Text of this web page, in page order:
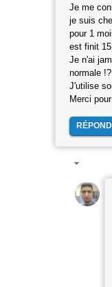
Je me
je suis
pour 1
est finit 15
Je n'ai
normale !?
J'utilise
Merci